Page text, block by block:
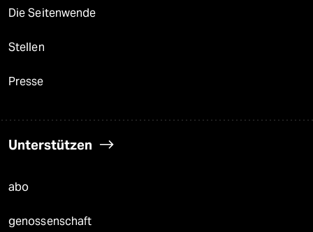
Die Seitenwende
Stellen
Presse
Unterstützen
abo
genossenschaft